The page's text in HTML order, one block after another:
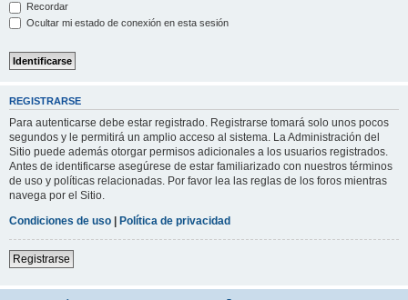
Recordar
Ocultar mi estado de conexión en esta sesión
REGISTRARSE
Para autenticarse debe estar registrado. Registrarse tomará solo unos pocos
segundos y le permitirá un amplio acceso al sistema. La Administración del
Sitio puede además otorgar permisos adicionales a los usuarios registrados.
Antes de identificarse asegúrese de estar familiarizado con nuestros términos
de uso y políticas relacionadas. Por favor lea las reglas de los foros mientras
navega por el Sitio.
Condiciones de uso | Política de privacidad
Registrarse